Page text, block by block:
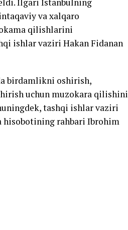
Ilgari Istanbulning
va xalqaro
qilishlarini
ishlar vaziri Hakan Fidanan
birdamlikni oshirish,
uchun muzokara qilishini
tashqi ishlar vaziri
hisobotining rahbari Ibrohim